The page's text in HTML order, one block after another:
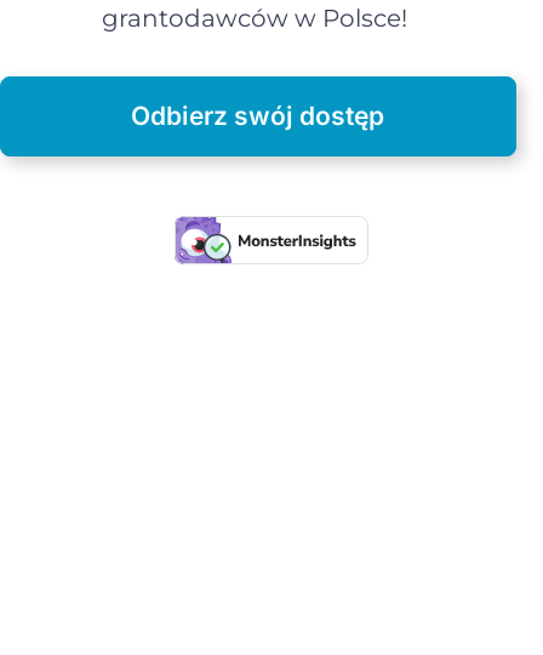
grantodawców w Polsce!
Odbierz swój dostęp